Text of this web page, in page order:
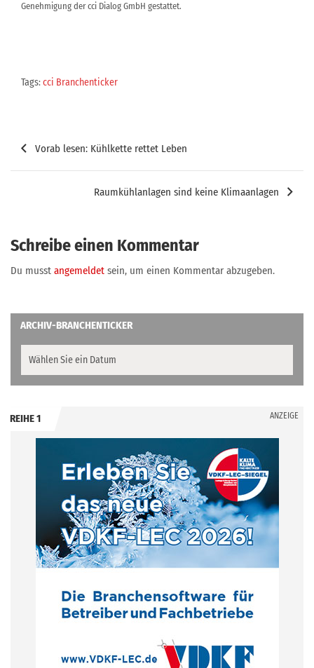
Genehmigung der cci Dialog GmbH gestattet.
Tags:cci Branchenticker
Beitragsnavigation
Vorab lesen: Kühlkette rettet Leben
Raumkühlanlagen sind keine Klimaanlagen
Schreibe einen Kommentar
Du musst angemeldet sein, um einen Kommentar abzugeben.
ARCHIV-BRANCHENTICKER
REIHE 1 ANZEIGE